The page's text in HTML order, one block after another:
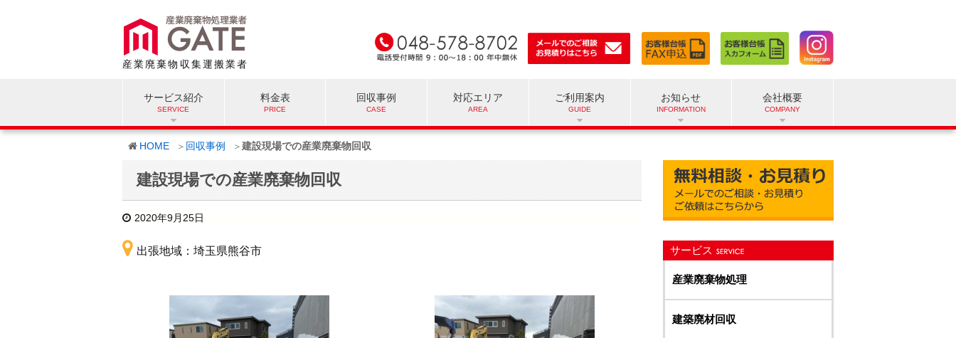
産業廃棄物収集運搬業者
サービス紹介 料金表 回収事例 対応エリア ご利用案内 お知らせ 会社概要
HOME 回収事例 建設現場での産業廃棄物回収
建設現場での産業廃棄物回収
2020年9月25日
出張地域：埼玉県熊谷市 サービス
産業廃棄物処理
建築廃材回収